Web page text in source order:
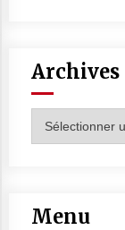
Archives
Menu